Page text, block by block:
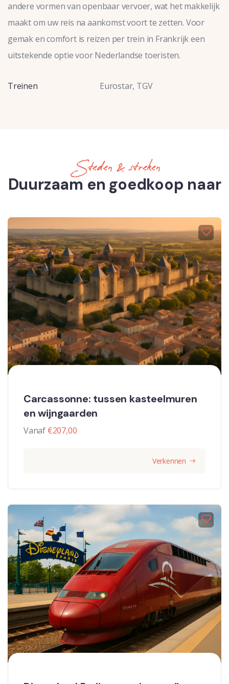
andere vormen van openbaar vervoer, wat het makkelijk
maakt om uw reis na aankomst voort te zetten. Voor
gemak en comfort is reizen per trein in Frankrijk een
uitstekende optie voor Nederlandse toeristen.
Treinen Eurostar, TGV
Steden & streken
Duurzaam en goedkoop naar
Carcassonne: tussen kasteelmuren
en wijngaarden
Vanaf €207,00
Verkennen